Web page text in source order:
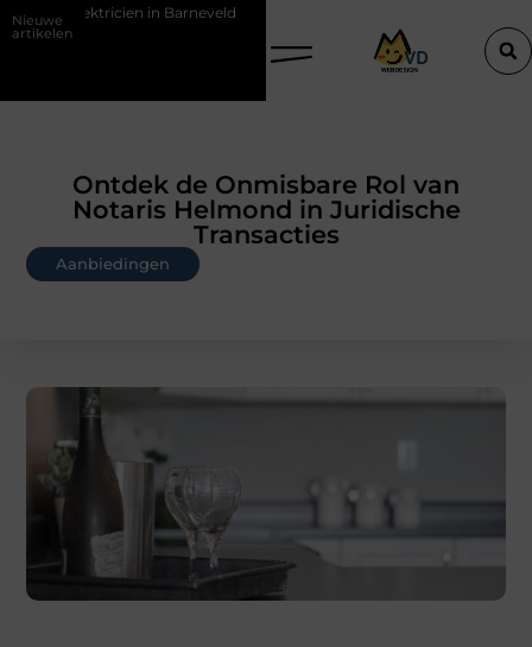
Nieuwe
artikelen
De Perfecte Gids voor Vloerbedekking in Purmerend
Ontdek de Onmisbare Rol van
Notaris Helmond in Juridische
Transacties
Aanbiedingen